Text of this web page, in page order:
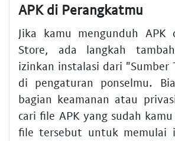
APK di Perangkatmu
Jika kamu mengunduh APK
Store, ada langkah
izinkan instalasi dari "Sumber
di pengaturan ponselmu.
bagian keamanan atau
cari file APK yang sudah
file tersebut untuk memulai